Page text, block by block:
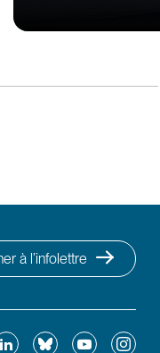
à l’infolettre
BlueskyYouTubeInstagram